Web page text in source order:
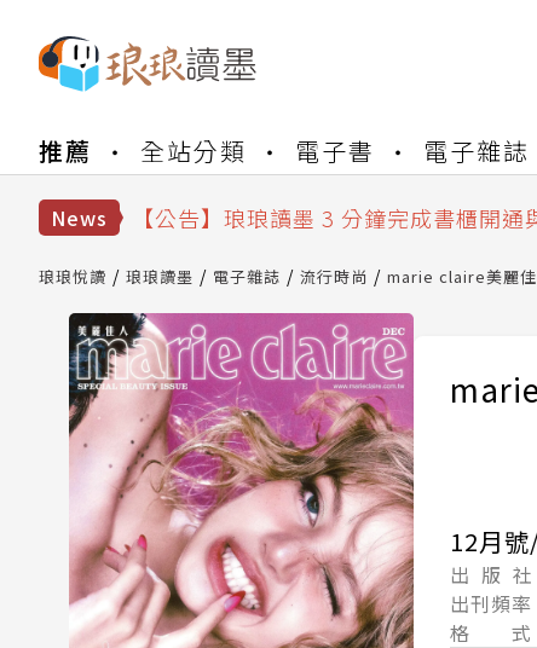
推薦 全站分類 電子書 電子雜誌
News
【公告】琅琅讀墨數位閱讀資產合併與
【公告】琅琅讀墨 3 分鐘完成書櫃開
【公告】琅琅讀墨數位閱讀資產合併與
琅琅悅讀 琅琅讀墨 電子雜誌 流行時尚 marie claire美麗
12月
出 版 社
出刊頻率
格 式